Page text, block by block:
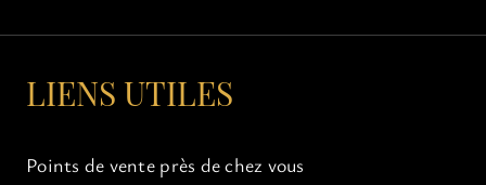
LIENS UTILES
Points de vente près de chez vous